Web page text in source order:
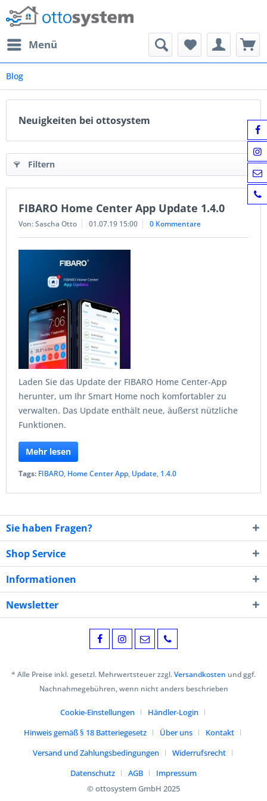
Menü
Blog
Neuigkeiten bei ottosystem
Filtern
FIBARO Home Center App Update 1.4.0
Von: Sascha Otto 01.07.19 15:00 0 Kommentare
Laden Sie das Update der FIBARO Home Center-App
herunter, um Ihr Smart Home noch komfortabler zu
verwalten. Das Update enthält neue, äußerst nützliche
Funktionen.
Mehr lesen
Tags: FIBARO, Home Center App, Update, 1.4.0
Sie haben Fragen?
Shop Service
Informationen
Newsletter
* Alle Preise inkl. gesetzl. Mehrwertsteuer zzgl.Versandkosten und ggf.
Nachnahmegebühren, wenn nicht anders beschrieben
Cookie-Einstellungen
Händler-Login
Hinweis gemäß § 18 Batteriegesetz
Über uns
Kontakt
Versand und Zahlungsbedingungen
Widerrufsrecht
Datenschutz
AGB
Impressum
© ottosystem GmbH 2025